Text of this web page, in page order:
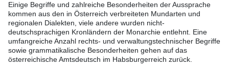
Einige Begriffe und zahlreiche Besonderheiten der Aussprache
kommen aus den in Österreich verbreiteten Mundarten und
regionalen Dialekten, viele andere wurden nicht-
deutschsprachigen Kronländern der Monarchie entlehnt. Eine
umfangreiche Anzahl rechts- und verwaltungstechnischer Begriffe
sowie grammatikalische Besonderheiten gehen auf das
österreichische Amtsdeutsch im Habsburgerreich zurück.